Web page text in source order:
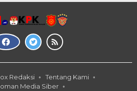
Redaksi
Tentang Kami
Media Siber